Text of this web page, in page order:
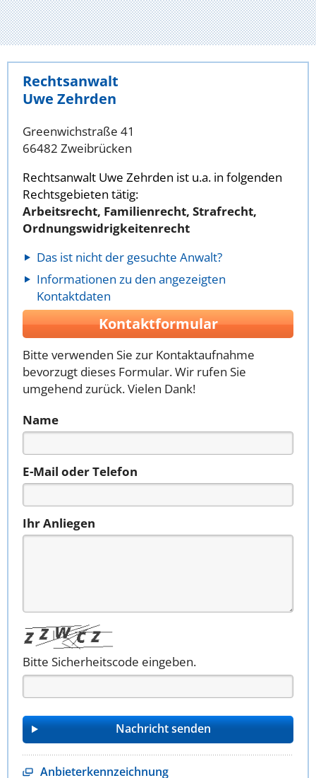
Rechtsanwalt
Uwe Zehrden
Greenwichstraße 41
66482 Zweibrücken
Rechtsanwalt Uwe Zehrden ist u.a. in folgenden
Rechtsgebieten tätig:
Arbeitsrecht, Familienrecht, Strafrecht,
Ordnungswidrigkeitenrecht
Das ist nicht der gesuchte Anwalt?
Informationen zu den angezeigten
Kontaktdaten
Kontaktformular
Bitte verwenden Sie zur Kontaktaufnahme
bevorzugt dieses Formular. Wir rufen Sie
umgehend zurück. Vielen Dank!
Name
E-Mail oder Telefon
Ihr Anliegen
Bitte Sicherheitscode eingeben.
Anbieterkennzeichnung